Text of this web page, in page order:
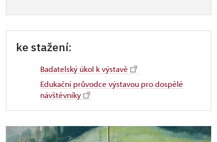
ke stažení:
Badatelský úkol k výstavě
Edukační průvodce výstavou pro dospělé
návštěvníky